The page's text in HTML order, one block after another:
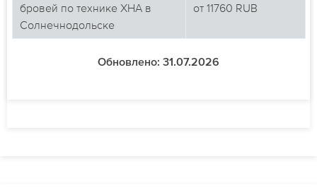
бровей по технике ХНА в
Солнечнодольске
от 11760 RUB
Обновлено: 31.07.2026